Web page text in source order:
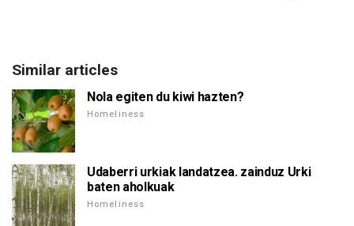
Similar articles
Nola egiten du kiwi hazten?
Homeliness
Udaberri urkiak landatzea. zainduz Urki
baten aholkuak
Homeliness